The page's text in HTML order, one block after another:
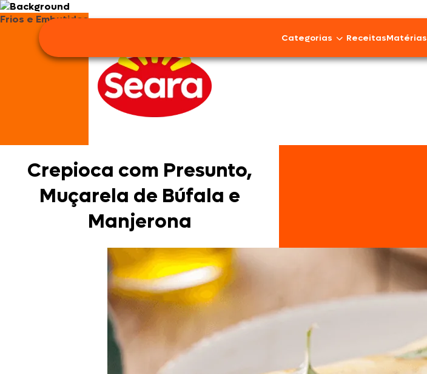
Categorias
Doces, Bolos e Sobremesas
Pães e Massas
Bebidas
Entrevistas
ReceitasMatérias
Frios e Embutidos
Crepioca com Presunto,
Muçarela de Búfala e
Manjerona